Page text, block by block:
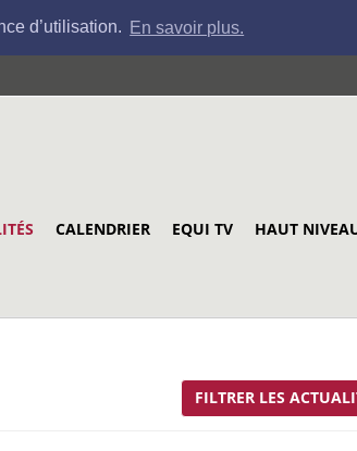
d’utilisation. En savoir plus.
CALENDRIER EQUI TV HAUT
FILTRER LES